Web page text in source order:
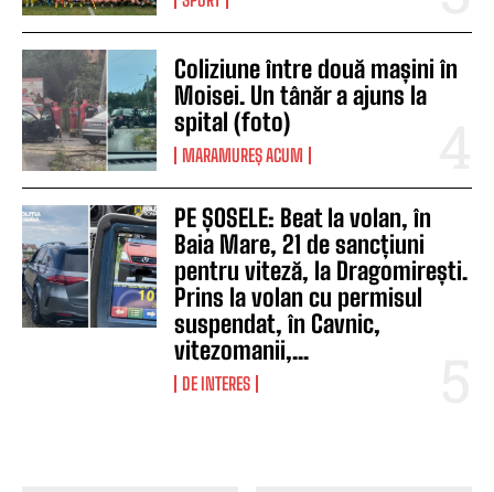
Coliziune între două mașini în
Moisei. Un tânăr a ajuns la
spital (foto)
MARAMUREȘ ACUM
PE ȘOSELE: Beat la volan, în
Baia Mare, 21 de sancțiuni
pentru viteză, la Dragomirești.
Prins la volan cu permisul
suspendat, în Cavnic,
vitezomanii,...
DE INTERES